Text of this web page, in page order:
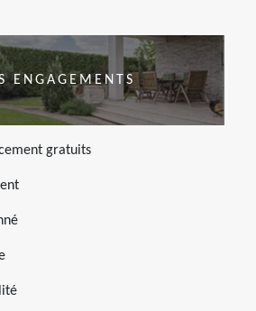
ENGAGEMENTS
gratuits